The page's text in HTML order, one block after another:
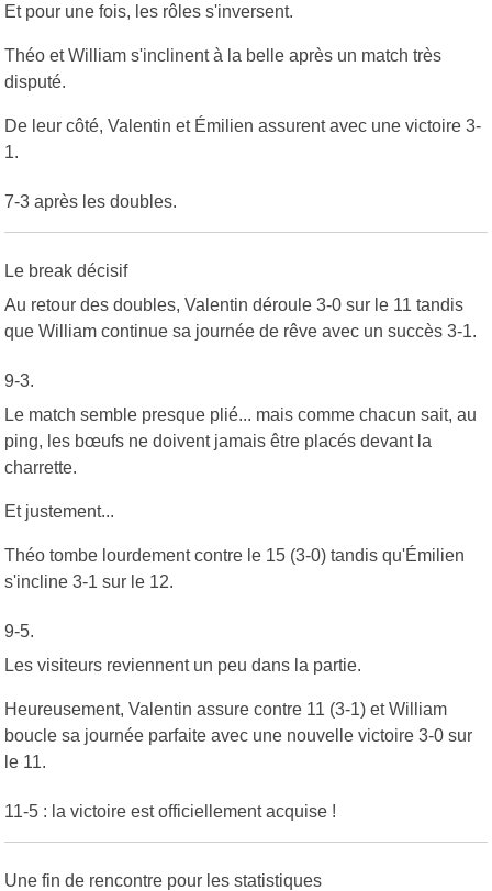
Et pour une fois, les rôles s'inversent.
Théo et William s'inclinent à la belle après un match très
disputé.
De leur côté, Valentin et Émilien assurent avec une victoire 3-
1.
7-3 après les doubles.
Le break décisif
Au retour des doubles, Valentin déroule 3-0 sur le 11 tandis
que William continue sa journée de rêve avec un succès 3-1.
9-3.
Le match semble presque plié... mais comme chacun sait, au
ping, les bœufs ne doivent jamais être placés devant la
charrette.
Et justement...
Théo tombe lourdement contre le 15 (3-0) tandis qu'Émilien
s'incline 3-1 sur le 12.
9-5.
Les visiteurs reviennent un peu dans la partie.
Heureusement, Valentin assure contre 11 (3-1) et William
boucle sa journée parfaite avec une nouvelle victoire 3-0 sur
le 11.
11-5 : la victoire est officiellement acquise !
Une fin de rencontre pour les statistiques